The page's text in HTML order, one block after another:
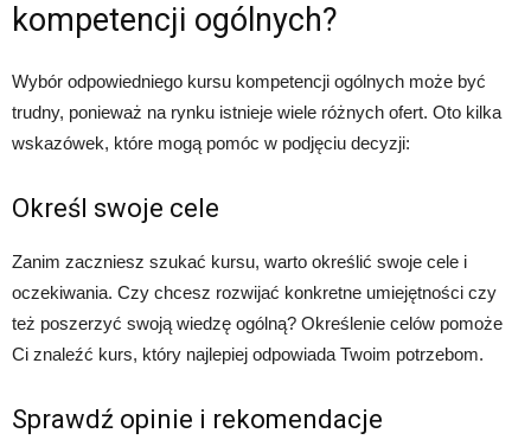
kompetencji ogólnych?
Wybór odpowiedniego kursu kompetencji ogólnych może być
trudny, ponieważ na rynku istnieje wiele różnych ofert. Oto kilka
wskazówek, które mogą pomóc w podjęciu decyzji:
Określ swoje cele
Zanim zaczniesz szukać kursu, warto określić swoje cele i
oczekiwania. Czy chcesz rozwijać konkretne umiejętności czy
też poszerzyć swoją wiedzę ogólną? Określenie celów pomoże
Ci znaleźć kurs, który najlepiej odpowiada Twoim potrzebom.
Sprawdź opinie i rekomendacje